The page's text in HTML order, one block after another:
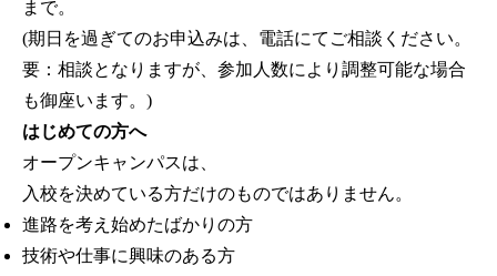
まで。
(期日を過ぎてのお申込みは、電話にてご相談ください。
要：相談となりますが、参加人数により調整可能な場合
も御座います。)
はじめての方へ
オープンキャンパスは、
入校を決めている方だけのものではありません。
進路を考え始めたばかりの方
技術や仕事に興味のある方